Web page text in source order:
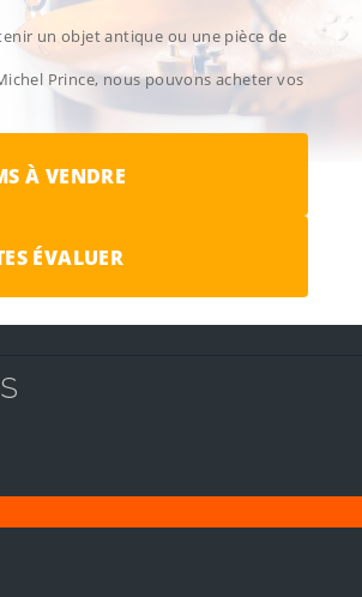
un objet antique ou une pièce de
Prince, nous pouvons acheter vos
À VENDRE
ÉVALUER